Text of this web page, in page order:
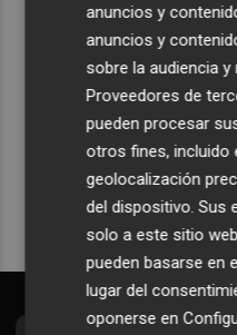
Recibe toda
Plaza
Quiero
anuncios y
anuncios y
sobre la audiencia
Proveedores de
pueden procesar
otros fines, incluido
geolocalización
del dispositivo. Sus
solo a este sitio
pueden basarse en
lugar del
oponerse en